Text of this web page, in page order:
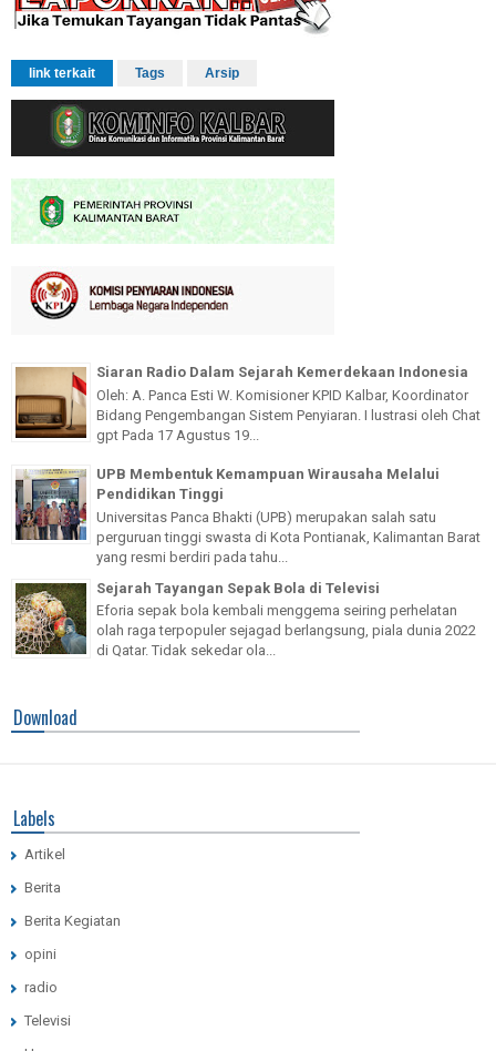
link terkait Tags Arsip
Siaran Radio Dalam Sejarah Kemerdekaan Indonesia
Oleh: A. Panca Esti W. Komisioner KPID Kalbar, Koordinator
Bidang Pengembangan Sistem Penyiaran. I lustrasi oleh Chat
gpt Pada 17 Agustus 19...
UPB Membentuk Kemampuan Wirausaha Melalui
Pendidikan Tinggi
Universitas Panca Bhakti (UPB) merupakan salah satu
perguruan tinggi swasta di Kota Pontianak, Kalimantan Barat
yang resmi berdiri pada tahu...
Sejarah Tayangan Sepak Bola di Televisi
Eforia sepak bola kembali menggema seiring perhelatan
olah raga terpopuler sejagad berlangsung, piala dunia 2022
di Qatar. Tidak sekedar ola...
Download
Labels
Artikel
Berita
Berita Kegiatan
opini
radio
Televisi